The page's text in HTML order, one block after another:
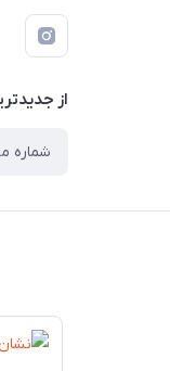
از